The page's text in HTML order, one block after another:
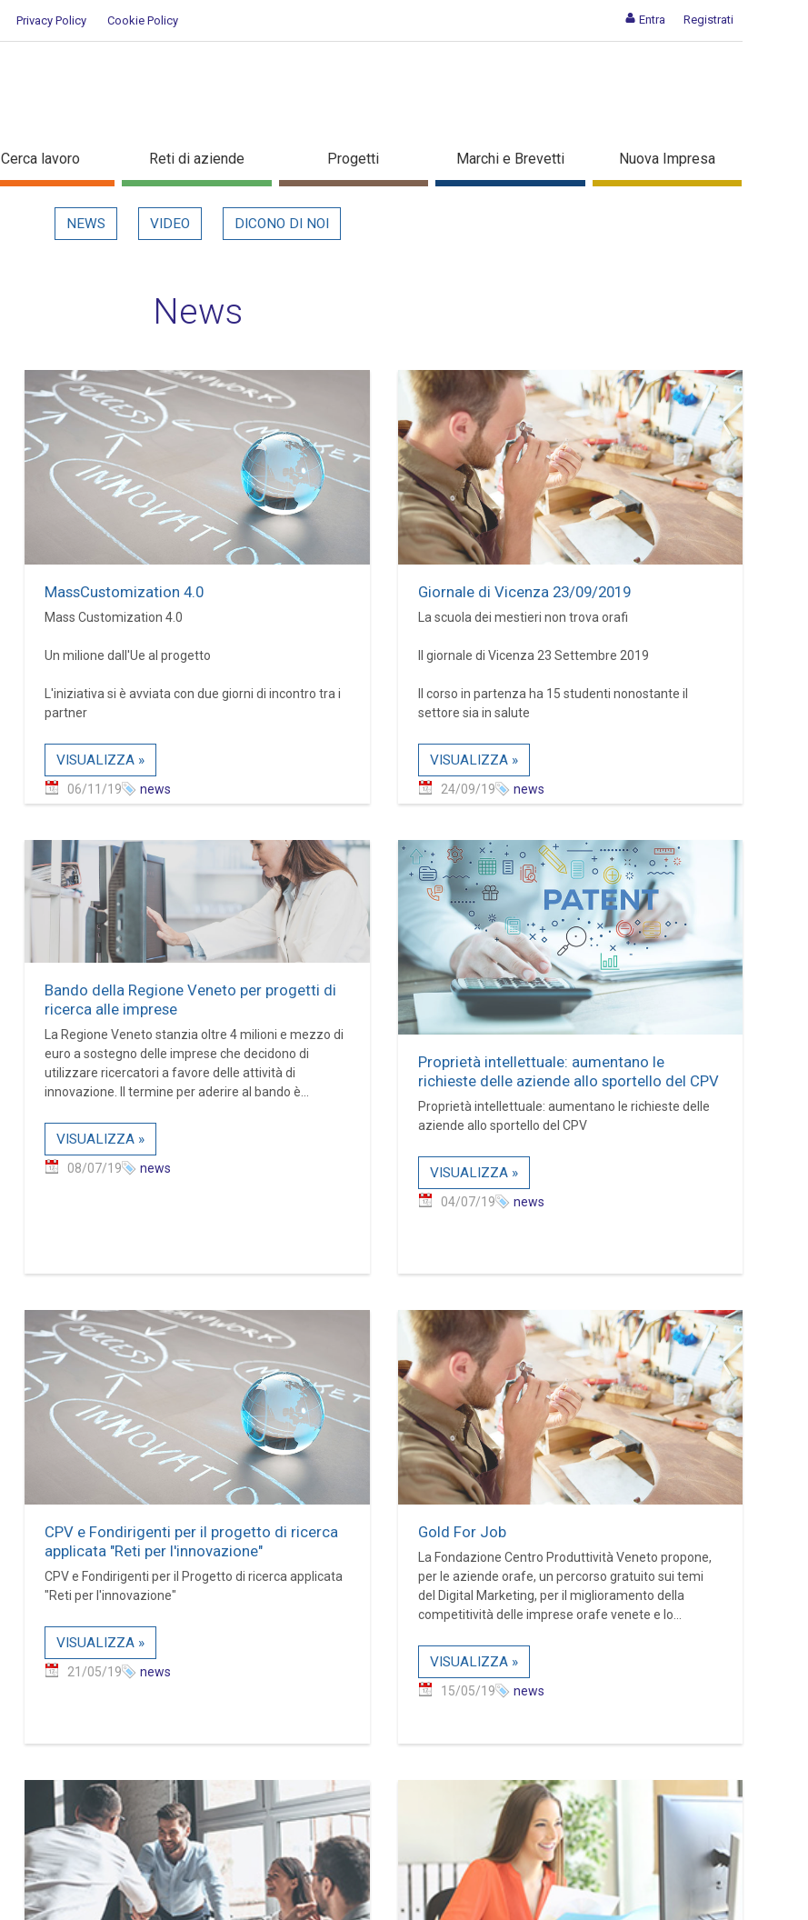
Entra Registrati
Privacy Policy Cookie Policy
Cerca lavoro Reti di aziende Progetti Marchi e Brevetti Nuova Impresa
NEWS VIDEO DICONO DI NOI
News
MassCustomization 4.0
Mass Customization 4.0
Un milione dall'Ue al progetto
L'iniziativa si è avviata con due giorni di incontro tra i
partner
VISUALIZZA »
06/11/19 news
Giornale di Vicenza 23/09/2019
La scuola dei mestieri non trova orafi
Il giornale di Vicenza 23 Settembre 2019
Il corso in partenza ha 15 studenti nonostante il
settore sia in salute
VISUALIZZA »
24/09/19 news
Bando della Regione Veneto per progetti di
ricerca alle imprese
La Regione Veneto stanzia oltre 4 milioni e mezzo di
euro a sostegno delle imprese che decidono di
utilizzare ricercatori a favore delle attività di
innovazione. Il termine per aderire al bando è...
VISUALIZZA »
08/07/19 news
Proprietà intellettuale: aumentano le
richieste delle aziende allo sportello del CPV
Proprietà intellettuale: aumentano le richieste delle
aziende allo sportello del CPV
VISUALIZZA »
04/07/19 news
CPV e Fondirigenti per il progetto di ricerca
applicata "Reti per l'innovazione"
CPV e Fondirigenti per il Progetto di ricerca applicata
"Reti per l'innovazione"
VISUALIZZA »
21/05/19 news
Gold For Job
La Fondazione Centro Produttività Veneto propone,
per le aziende orafe, un percorso gratuito sui temi
del Digital Marketing, per il miglioramento della
competitività delle imprese orafe venete e lo...
VISUALIZZA »
15/05/19 news